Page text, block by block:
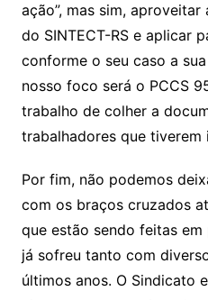
ação”, mas sim,
do SINTECT-RS e aplicar
conforme o seu caso a
nosso foco será o PCCS
trabalho de colher a
trabalhadores que tiverem
Por fim, não podemos
com os braços cruzados
que estão sendo feitas
já sofreu tanto com
últimos anos. O Sindicato